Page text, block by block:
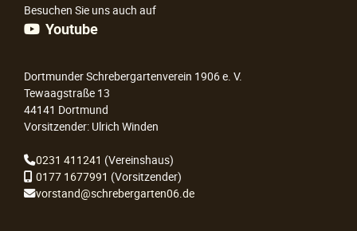
Besuchen Sie uns auch auf
Youtube
Dortmunder Schrebergartenverein 1906 e. V.
Tewaagstraße 13
44141 Dortmund
Vorsitzender: Ulrich Winden
0231 411241 (Vereinshaus)
0177 1677991 (Vorsitzender)
vorstand@schrebergarten06.de